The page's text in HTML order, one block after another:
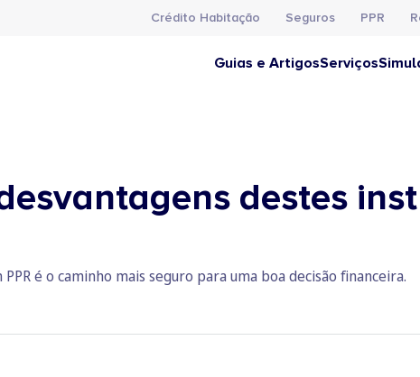
Crédito Habitação Seguros PPR
Guias e ArtigosServiços
destes
é o caminho mais seguro para uma boa decisão financeira.